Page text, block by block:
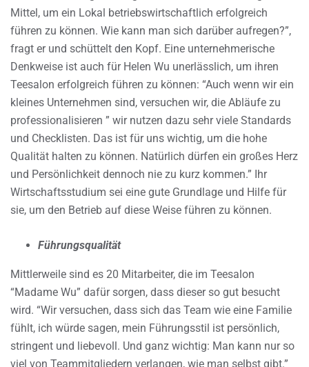
Mittel, um ein Lokal betriebswirtschaftlich erfolgreich
führen zu können. Wie kann man sich darüber aufregen?”,
fragt er und schüttelt den Kopf. Eine unternehmerische
Denkweise ist auch für Helen Wu unerlässlich, um ihren
Teesalon erfolgreich führen zu können: “Auch wenn wir ein
kleines Unternehmen sind, versuchen wir, die Abläufe zu
professionalisieren ” wir nutzen dazu sehr viele Standards
und Checklisten. Das ist für uns wichtig, um die hohe
Qualität halten zu können. Natürlich dürfen ein großes Herz
und Persönlichkeit dennoch nie zu kurz kommen.” Ihr
Wirtschaftsstudium sei eine gute Grundlage und Hilfe für
sie, um den Betrieb auf diese Weise führen zu können.
Führungsqualität
Mittlerweile sind es 20 Mitarbeiter, die im Teesalon
“Madame Wu” dafür sorgen, dass dieser so gut besucht
wird. “Wir versuchen, dass sich das Team wie eine Familie
fühlt, ich würde sagen, mein Führungsstil ist persönlich,
stringent und liebevoll. Und ganz wichtig: Man kann nur so
viel von Teammitgliedern verlangen, wie man selbst gibt.”